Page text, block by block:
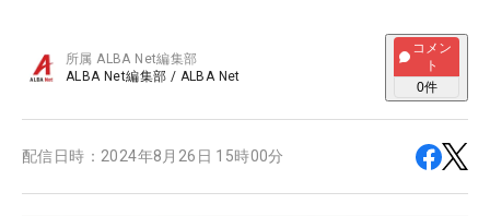
所属ALBA Net編集部
ALBA Net編集部 / ALBA Net
コメン
ト
0件
配信日時： 2024年8月26日 15時00分